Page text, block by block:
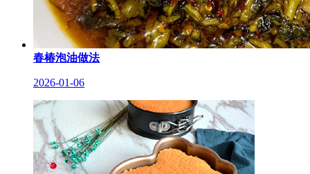
春椿泡油做法
2026-01-06